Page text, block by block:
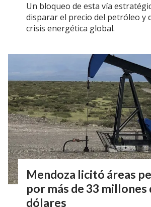
Un bloqueo de esta vía
disparar el precio del petróleo y
crisis energética global.
Mendoza licitó áreas
por más de 33 millones
dólares